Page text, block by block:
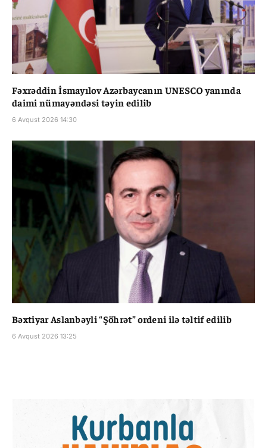
Fəxrəddin İsmayılov Azərbaycanın UNESCO yanında
daimi nümayəndəsi təyin edilib
6 Avqust 2026 14:30
Bəxtiyar Aslanbəyli “Şöhrət” ordeni ilə təltif edilib
6 Avqust 2026 13:25